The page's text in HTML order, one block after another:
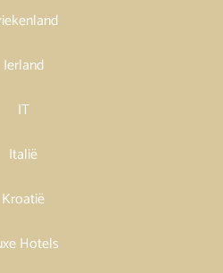
Ierland
IT
Italië
Kroatië
Hotels